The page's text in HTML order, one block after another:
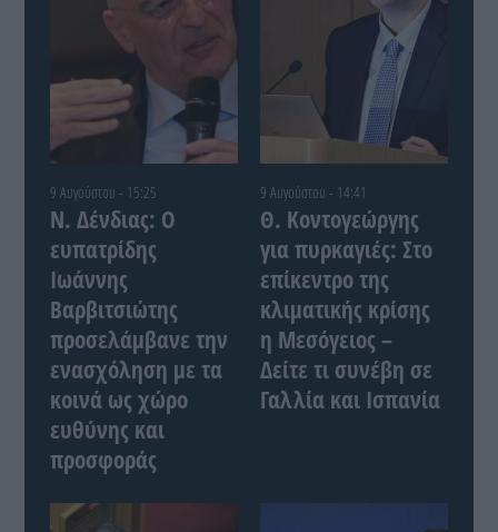
9 Αυγούστου - 15:25
Ν. Δένδιας: Ο
ευπατρίδης
Ιωάννης
Βαρβιτσιώτης
προσελάμβανε την
ενασχόληση με τα
κοινά ως χώρο
ευθύνης και
προσφοράς
9 Αυγούστου - 14:41
Θ. Κοντογεώργης
για πυρκαγιές: Στο
επίκεντρο της
κλιματικής κρίσης
η Μεσόγειος –
Δείτε τι συνέβη σε
Γαλλία και Ισπανία